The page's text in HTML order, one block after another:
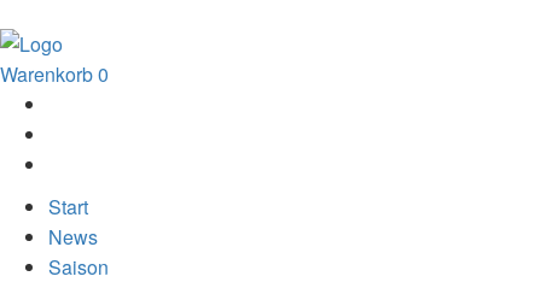
Warenkorb0
Start
News
Saison